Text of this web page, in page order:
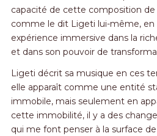
capacité de cette composition de
comme le dit Ligeti lui-même, en
expérience immersive dans la
et dans son pouvoir de
Ligeti décrit sa musique en ces
elle apparaît comme une entité
immobile, mais seulement en
cette immobilité, il y a des
qui me font penser à la surface